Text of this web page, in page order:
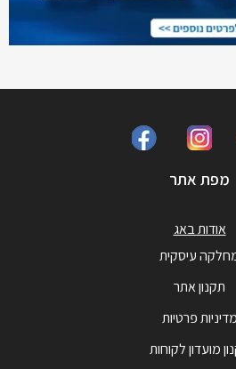
מפת אתר
אודות באג
עיסקית
תקנון אתר
מדיניות פרטיות
מועדון לקוחות